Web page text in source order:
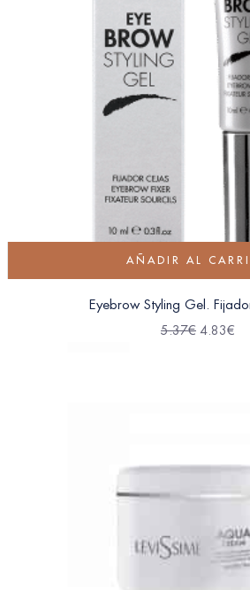
AÑADIR AL
Eyebrow Styling Gel.
5.37€ 4.83€